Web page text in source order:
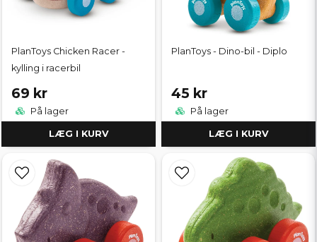
PlanToys Chicken Racer -
kylling i racerbil
69 kr
På lager
LÆG I KURV
PlanToys - Dino-bil - Diplo
45 kr
På lager
LÆG I KURV